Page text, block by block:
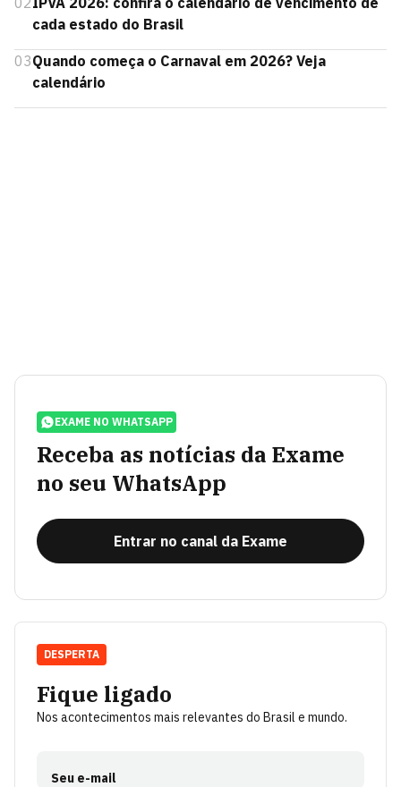
cada estado do Brasil
03Quando começa o Carnaval em 2026? Veja
calendário
EXAME NO WHATSAPP
Receba as notícias da Exame
no seu WhatsApp
Entrar no canal da Exame
Fique ligado
Nos acontecimentos mais relevantes do Brasil e mundo.
Seu e-mail
DESPERTA